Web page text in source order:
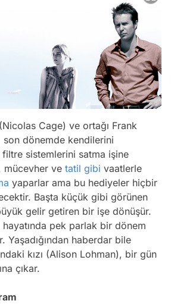
(Nicolas Cage) ve ortağı Frank
son dönemde kendilerini
sistemlerini satma işine
mücevher ve tatil gibi vaatlerle
yaparlar ama bu hediyeler hiçbir
Başta küçük gibi görünen
gelir getiren bir işe dönüşür.
pek parlak bir dönem
Yaşadığından haberdar bile
kızı (Alison Lohman), bir gün
çıkar.